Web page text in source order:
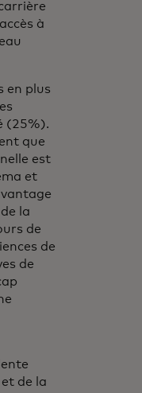
à
en plus
(25%).
que
est
et
la
de
de
de
de la